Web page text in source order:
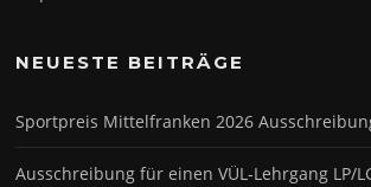
NEUESTE BEITRÄGE
Sportpreis Mittelfranken 2026
Ausschreibung für einen VÜL-Lehrgang LP/